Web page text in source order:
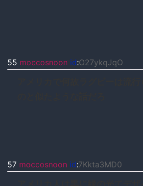
55 moccosnoon id:O27ykqJqO
57 moccosnoon id:7Kkta3MD0